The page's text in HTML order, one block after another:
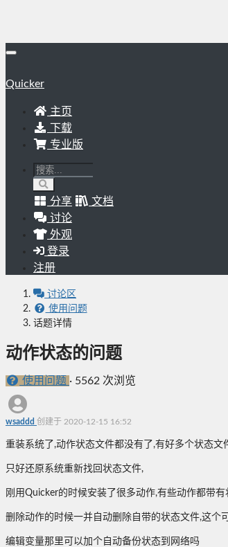
Quicker
主页
下载
专业版
分享
文档
讨论
外观
登录
注册
讨论区
使用问题
话题详情
动作状态的问题
使用问题 · 5562 次浏览
wsaddd 创建于 2020-12-15 16:52
重装系统了,动作状态文件都没有了,有好多个状态
只好还原系统重新找回状态文件,
刚用Quicker的时候安装了很多动作,有些动作都带
删除动作的时候一并自动删除自带的状态文件,这个
编辑变量那里可以加个自动备份状态到网络吗